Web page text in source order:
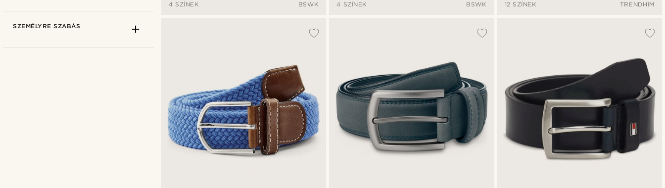
4 SZÍNEK
BSWK
4 SZÍNEK
BSWK
12 SZÍNEK
TRENDHIM
SZEMÉLYRE SZABÁS